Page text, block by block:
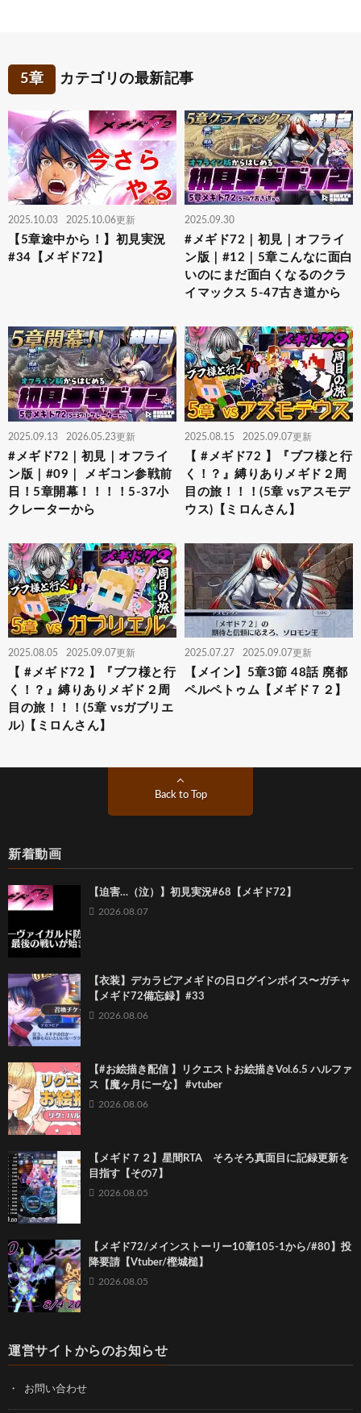
5章 カテゴリの最新記事
2025.10.03 2025.10.06更新
【5章途中から！】初見実況
#34【メギド72】
2025.09.30
#メギド72｜初見｜オフライ
ン版｜#12｜5章こんなに面白
いのにまだ面白くなるのクラ
イマックス 5-47古き道から
2025.09.13 2026.05.23更新
#メギド72｜初見｜オフライ
ン版｜#09｜ メギコン参戦前
日！5章開幕！！！！5-37小
クレーターから
2025.08.15 2025.09.07更新
【 #メギド72 】『ブフ様と行
く！？』縛りありメギド２周
目の旅！！！(5章 vsアスモデ
ウス)【ミロんさん】
2025.08.05 2025.09.07更新
【 #メギド72 】『ブフ様と行
く！？』縛りありメギド２周
目の旅！！！(5章 vsガブリエ
ル)【ミロんさん】
2025.07.27 2025.09.07更新
【メイン】5章3節 48話 廃都
ペルペトゥム【メギド７２】
Back to Top
新着動画
【迫害…（泣）】初見実況#68【メギド72】
2026.08.07
【衣装】デカラビアメギドの日ログインボイス〜ガチャ
【メギド72備忘録】#33
2026.08.06
【#お絵描き配信 】リクエストお絵描きVol.6.5 ハルファ
ス【魔ヶ月にーな】 #vtuber
2026.08.06
【メギド７２】星間RTA そろそろ真面目に記録更新を
目指す【その7】
2026.08.05
【メギド72/メインストーリー10章105-1から/#80】投
降要請【Vtuber/樫城槌】
2026.08.05
運営サイトからのお知らせ
お問い合わせ